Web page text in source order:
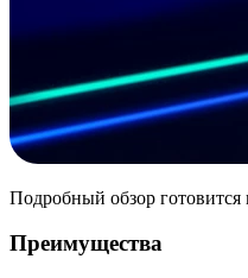
Подробный обзор готовится
Преимущества